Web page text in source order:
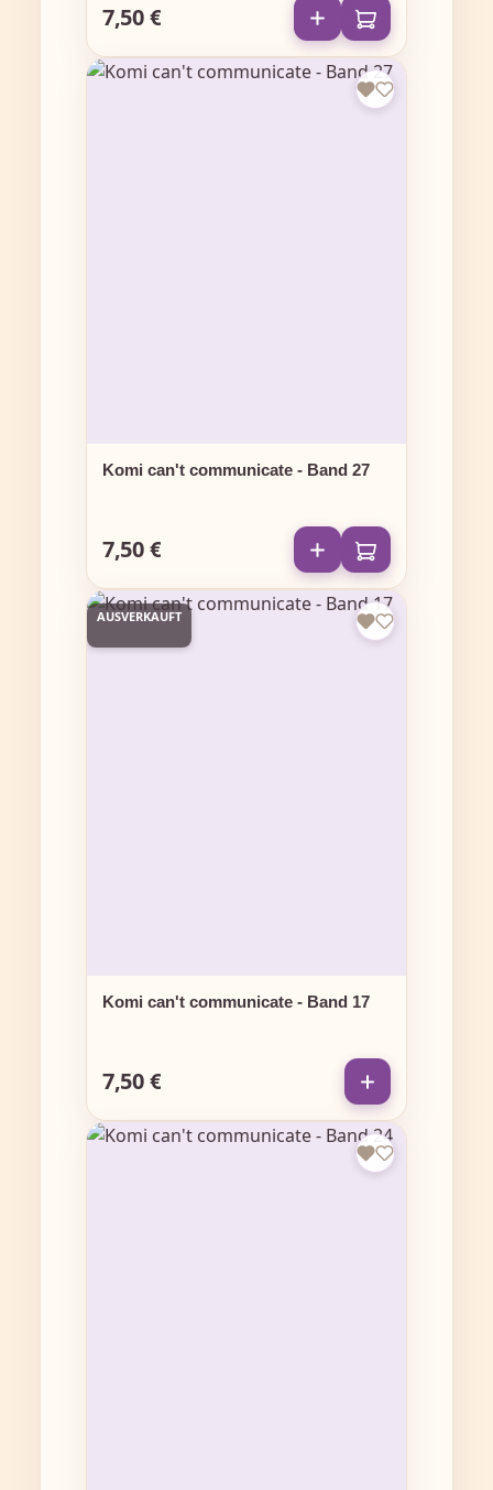
Regulärer Preis:
7,50 €
Komi can't communicate - Band 27
Regulärer Preis:
7,50 €
AUSVERKAUFT
Komi can't communicate - Band 17
Regulärer Preis:
7,50 €